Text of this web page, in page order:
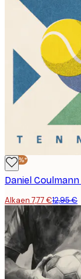
-40%*
Alkaen 7,77 €12,95 €